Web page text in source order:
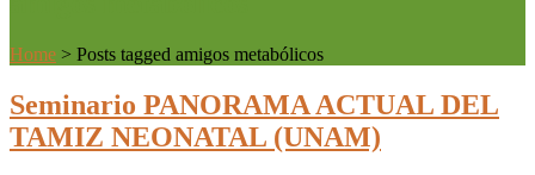
Home > Posts tagged amigos metabólicos
Seminario PANORAMA ACTUAL DEL
TAMIZ NEONATAL (UNAM)